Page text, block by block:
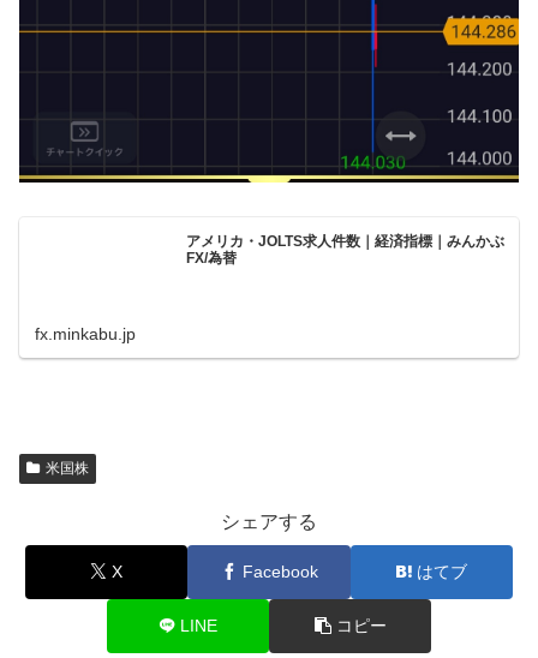
アメリカ・JOLTS求人件数｜経済指標｜みんかぶ
FX/為替
fx.minkabu.jp
米国株
シェアする
X Facebook はてブ
LINE コピー